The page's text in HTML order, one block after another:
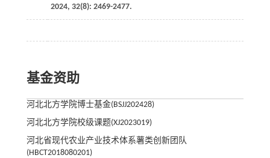
2024, 32(8): 2469-2477.
基金资助
河北北方学院博士基金(BSJJ202428)
河北北方学院校级课题(XJ2023019)
河北省现代农业产业技术体系薯类创新团队
(HBCT2018080201)